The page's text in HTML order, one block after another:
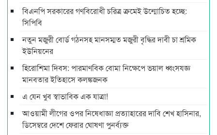
বিএনপি সরকারের গণবিরোধী চরিত্র ক্রমেই উন্মোচিত হচ্ছে:
সিপিবি
নতুন মজুরী বোর্ড গঠনসহ মানসম্মত মজুরী বৃদ্ধির দাবী চা শ্রমিক
ইউনিয়নের
হিরোশিমা দিবস: পারমাণবিক বোমা নিক্ষেপে ভয়াল ধ্বংসযজ্ঞ
মানবতার ইতিহাসে কলঙ্কজনক
এ যেন খুব স্বাভাবিক এক যাত্রা!
আওয়ামী লীগের ওপর নিষেধাজ্ঞা প্রত্যাহারের দাবি শেখ হাসিনার,
ডিসেম্বরে দেশে ফেরার ঘোষণা পুনর্ব্যক্ত